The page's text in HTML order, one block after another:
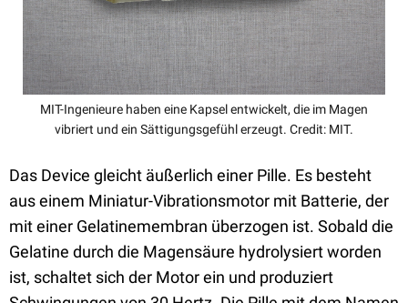
MIT-Ingenieure haben eine Kapsel entwickelt, die im Magen
vibriert und ein Sättigungsgefühl erzeugt. Credit: MIT.
Das Device gleicht äußerlich einer Pille. Es besteht
aus einem Miniatur-Vibrationsmotor mit Batterie, der
mit einer Gelatinemembran überzogen ist. Sobald die
Gelatine durch die Magensäure hydrolysiert worden
ist, schaltet sich der Motor ein und produziert